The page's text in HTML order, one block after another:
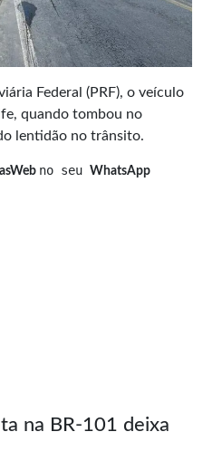
Federal (PRF), o veículo
quando tombou no
lentidão no trânsito.
no seu WhatsApp
na BR-101 deixa